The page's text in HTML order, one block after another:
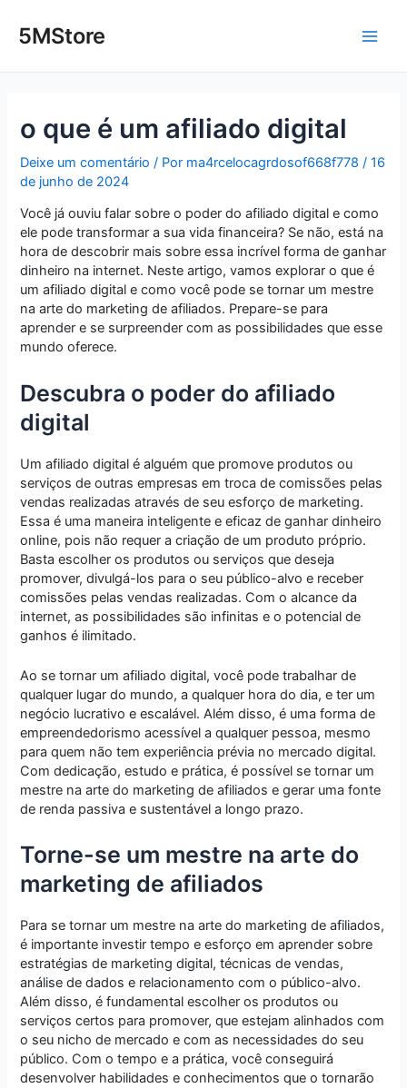
para5MStore
o que é um afiliado digital
Deixe um comentário / Por ma4rcelocagrdosof668f778/16
de junho de 2024
Você já ouviu falar sobre o poder do afiliado digital e como
ele pode transformar a sua vida financeira? Se não, está na
hora de descobrir mais sobre essa incrível forma de ganhar
dinheiro na internet. Neste artigo, vamos explorar o que é
um afiliado digital e como você pode se tornar um mestre
na arte do marketing de afiliados. Prepare-se para
aprender e se surpreender com as possibilidades que esse
mundo oferece.
Descubra o poder do afiliado
digital
Um afiliado digital é alguém que promove produtos ou
serviços de outras empresas em troca de comissões pelas
vendas realizadas através de seu esforço de marketing.
Essa é uma maneira inteligente e eficaz de ganhar dinheiro
online, pois não requer a criação de um produto próprio.
Basta escolher os produtos ou serviços que deseja
promover, divulgá-los para o seu público-alvo e receber
comissões pelas vendas realizadas. Com o alcance da
internet, as possibilidades são infinitas e o potencial de
ganhos é ilimitado.
Ao se tornar um afiliado digital, você pode trabalhar de
qualquer lugar do mundo, a qualquer hora do dia, e ter um
negócio lucrativo e escalável. Além disso, é uma forma de
empreendedorismo acessível a qualquer pessoa, mesmo
para quem não tem experiência prévia no mercado digital.
Com dedicação, estudo e prática, é possível se tornar um
mestre na arte do marketing de afiliados e gerar uma fonte
de renda passiva e sustentável a longo prazo.
Torne-se um mestre na arte do
marketing de afiliados
Para se tornar um mestre na arte do marketing de afiliados,
é importante investir tempo e esforço em aprender sobre
estratégias de marketing digital, técnicas de vendas,
análise de dados e relacionamento com o público-alvo.
Além disso, é fundamental escolher os produtos ou
serviços certos para promover, que estejam alinhados com
o seu nicho de mercado e com as necessidades do seu
público. Com o tempo e a prática, você conseguirá
desenvolver habilidades e conhecimentos que o tornarão
navigation